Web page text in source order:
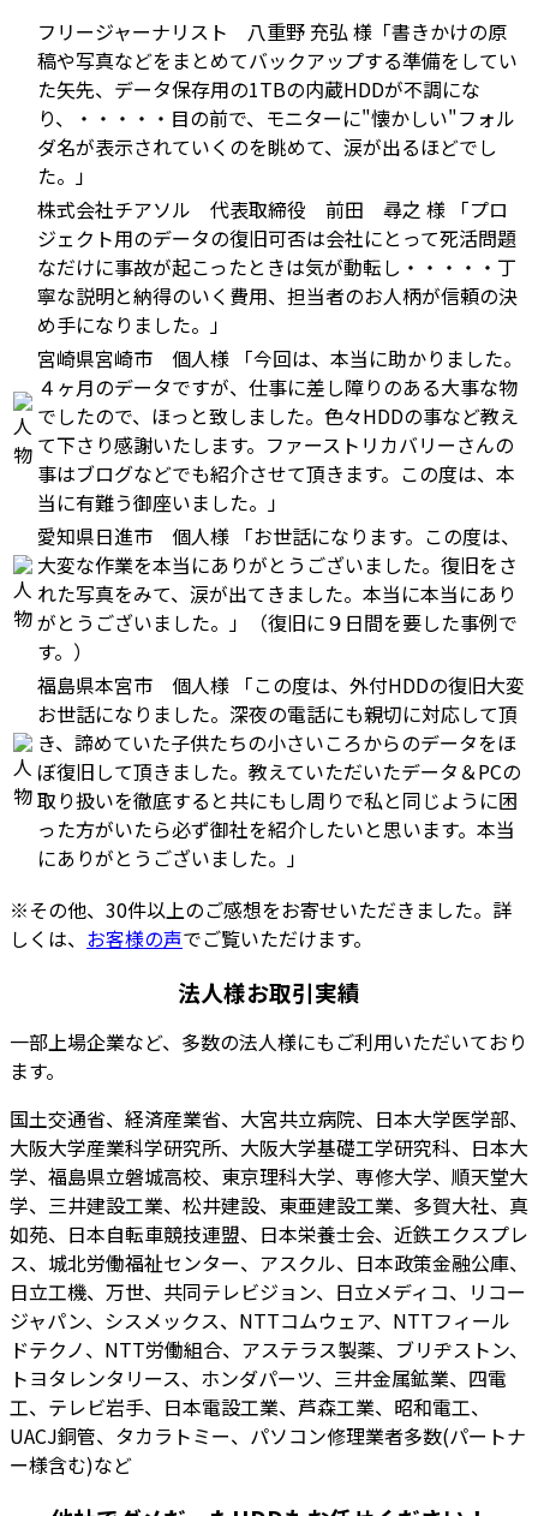
フリージャーナリスト 八重野 充弘 様 「書きかけの原
稿や写真などをまとめてバックアップする準備をしてい
た矢先、データ保存用の1TBの内蔵HDDが不調にな
り、・・・・・目の前で、モニターに"懐かしい"フォル
ダ名が表示されていくのを眺めて、涙が出るほどでし
た。」
株式会社チアソル 代表取締役 前田 尋之 様 「プロ
ジェクト用のデータの復旧可否は会社にとって死活問題
なだけに事故が起こったときは気が動転し・・・・・丁
寧な説明と納得のいく費用、担当者のお人柄が信頼の決
め手になりました。」
宮崎県宮崎市 個人様 「今回は、本当に助かりました。
４ヶ月のデータですが、仕事に差し障りのある大事な物
でしたので、ほっと致しました。色々HDDの事など教え
て下さり感謝いたします。ファーストリカバリーさんの
事はブログなどでも紹介させて頂きます。この度は、本
当に有難う御座いました。」
愛知県日進市 個人様 「お世話になります。この度は、
大変な作業を本当にありがとうございました。復旧をさ
れた写真をみて、涙が出てきました。本当に本当にあり
がとうございました。」（復旧に９日間を要した事例で
す。）
福島県本宮市 個人様 「この度は、外付HDDの復旧大変
お世話になりました。深夜の電話にも親切に対応して頂
き、諦めていた子供たちの小さいころからのデータをほ
ぼ復旧して頂きました。教えていただいたデータ＆PCの
取り扱いを徹底すると共にもし周りで私と同じように困
った方がいたら必ず御社を紹介したいと思います。本当
にありがとうございました。」
※その他、30件以上のご感想をお寄せいただきました。詳
しくは、 お客様の声でご覧いただけます。
法人様お取引実績
一部上場企業など、多数の法人様にもご利用いただいており
ます。
国土交通省、経済産業省、大宮共立病院、日本大学医学部、
大阪大学産業科学研究所、大阪大学基礎工学研究科、日本大
学、福島県立磐城高校、東京理科大学、専修大学、順天堂大
学、三井建設工業、松井建設、東亜建設工業、多賀大社、真
如苑、日本自転車競技連盟、日本栄養士会、近鉄エクスプレ
ス、城北労働福祉センター、アスクル、日本政策金融公庫、
日立工機、万世、共同テレビジョン、日立メディコ、リコー
ジャパン、シスメックス、NTTコムウェア、NTTフィール
ドテクノ、NTT労働組合、アステラス製薬、ブリヂストン、
トヨタレンタリース、ホンダパーツ、三井金属鉱業、四電
工、テレビ岩手、日本電設工業、芦森工業、昭和電工、
UACJ銅管、タカラトミー、パソコン修理業者多数(パートナ
ー様含む)など